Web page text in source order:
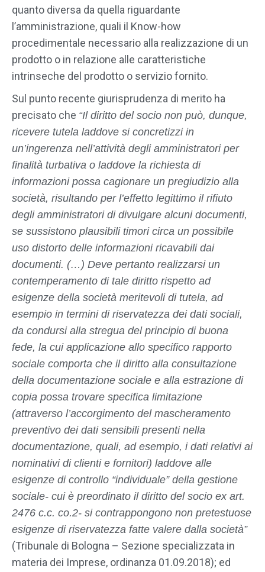
quanto diversa da quella riguardante
l’amministrazione, quali il Know-how
procedimentale necessario alla realizzazione di un
prodotto o in relazione alle caratteristiche
intrinseche del prodotto o servizio fornito.
Sul punto recente giurisprudenza di merito ha
precisato che “Il diritto del socio non può, dunque,
ricevere tutela laddove si concretizzi in
un’ingerenza nell’attività degli amministratori per
finalità turbativa o laddove la richiesta di
informazioni possa cagionare un pregiudizio alla
società, risultando per l’effetto legittimo il rifiuto
degli amministratori di divulgare alcuni documenti,
se sussistono plausibili timori circa un possibile
uso distorto delle informazioni ricavabili dai
documenti. (…) Deve pertanto realizzarsi un
contemperamento di tale diritto rispetto ad
esigenze della società meritevoli di tutela, ad
esempio in termini di riservatezza dei dati sociali,
da condursi alla stregua del principio di buona
fede, la cui applicazione allo specifico rapporto
sociale comporta che il diritto alla consultazione
della documentazione sociale e alla estrazione di
copia possa trovare specifica limitazione
(attraverso l’accorgimento del mascheramento
preventivo dei dati sensibili presenti nella
documentazione, quali, ad esempio, i dati relativi ai
nominativi di clienti e fornitori) laddove alle
esigenze di controllo “individuale” della gestione
sociale- cui è preordinato il diritto del socio ex art.
2476 c.c. co.2- si contrappongono non pretestuose
esigenze di riservatezza fatte valere dalla società”
(Tribunale di Bologna – Sezione specializzata in
materia dei Imprese, ordinanza 01.09.2018); ed